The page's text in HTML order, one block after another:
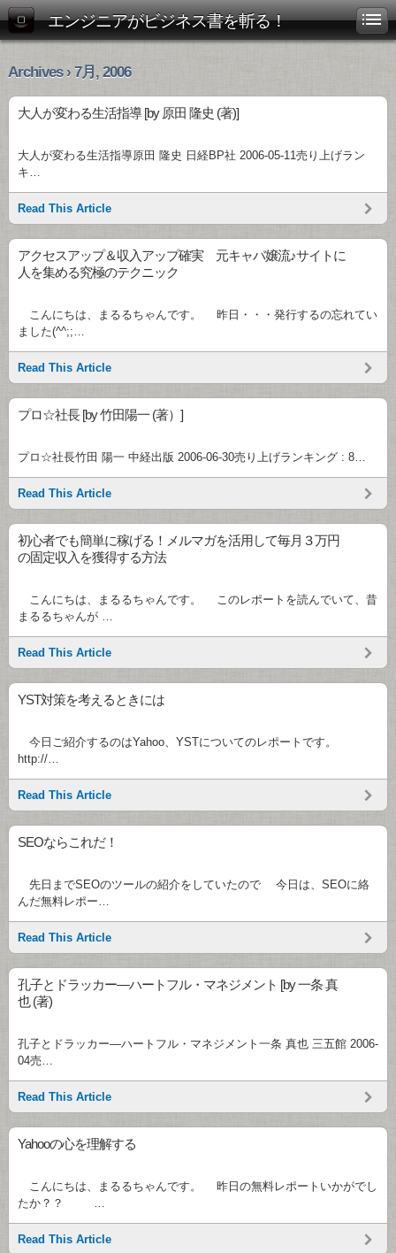
エンジニアがビジネス書を斬る！
Archives › 7月, 2006
大人が変わる生活指導 [by 原田 隆史 (著)]
大人が変わる生活指導原田 隆史 日経BP社 2006-05-11売り上げラン
キ…
Read This Article
アクセスアップ＆収入アップ確実 元キャバ嬢流♪サイトに
人を集める究極のテクニック
こんにちは、まるるちゃんです。 昨日・・・発行するの忘れてい
ました(^^;;…
Read This Article
プロ☆社長 [by 竹田陽一 (著）]
プロ☆社長竹田 陽一 中経出版 2006-06-30売り上げランキング : 8…
Read This Article
初心者でも簡単に稼げる！メルマガを活用して毎月３万円
の固定収入を獲得する方法
こんにちは、まるるちゃんです。 このレポートを読んでいて、昔
まるるちゃんが …
Read This Article
YST対策を考えるときには
今日ご紹介するのはYahoo、YSTについてのレポートです。
http://…
Read This Article
SEOならこれだ！
先日までSEOのツールの紹介をしていたので 今日は、SEOに絡
んだ無料レポー…
Read This Article
孔子とドラッカー―ハートフル・マネジメント [by 一条 真
也 (著)
孔子とドラッカー―ハートフル・マネジメント一条 真也 三五館 2006-
04売…
Read This Article
Yahooの心を理解する
こんにちは、まるるちゃんです。 昨日の無料レポートいかがでし
たか？？ …
Read This Article